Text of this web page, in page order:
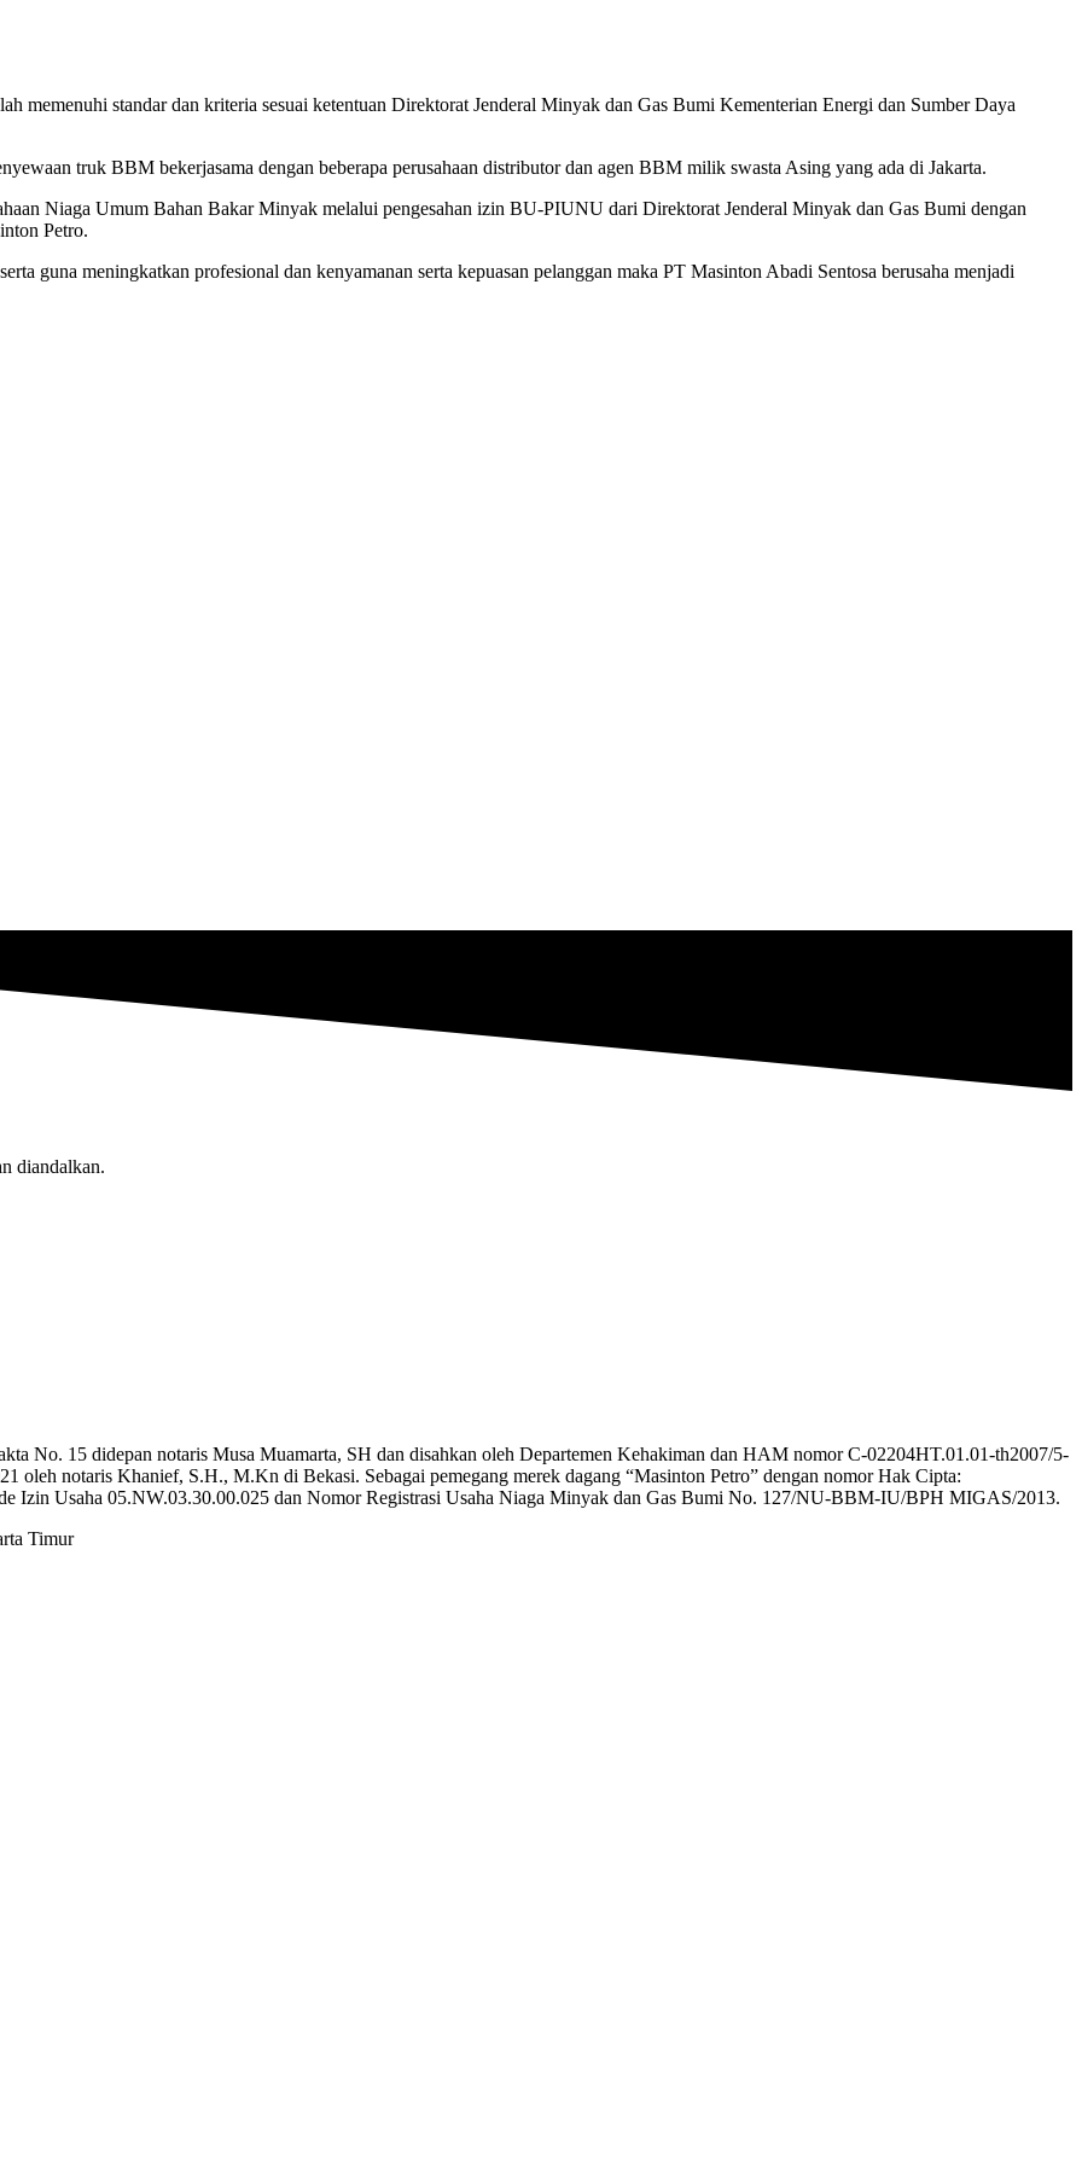
memenuhi standar dan kriteria sesuai ketentuan Direktorat Jenderal Minyak dan Gas Bumi Kementerian Energi dan Sumber Daya
truk BBM bekerjasama dengan beberapa perusahaan distributor dan agen BBM milik swasta Asing yang ada di Jakarta.
Niaga Umum Bahan Bakar Minyak melalui pengesahan izin BU-PIUNU dari Direktorat Jenderal Minyak dan Gas Bumi dengan
Petro.
guna meningkatkan profesional dan kenyamanan serta kepuasan pelanggan maka PT Masinton Abadi Sentosa berusaha menjadi
diandalkan.
No. 15 didepan notaris Musa Muamarta, SH dan disahkan oleh Departemen Kehakiman dan HAM nomor C-02204HT.01.01-th2007/5-
oleh notaris Khanief, S.H., M.Kn di Bekasi. Sebagai pemegang merek dagang “Masinton Petro” dengan nomor Hak Cipta:
Izin Usaha 05.NW.03.30.00.025 dan Nomor Registrasi Usaha Niaga Minyak dan Gas Bumi No. 127/NU-BBM-IU/BPH MIGAS/2013.
Timur